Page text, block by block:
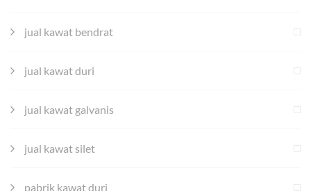
jual kawat bendrat
jual kawat duri
jual kawat galvanis
jual kawat silet
pabrik kawat duri